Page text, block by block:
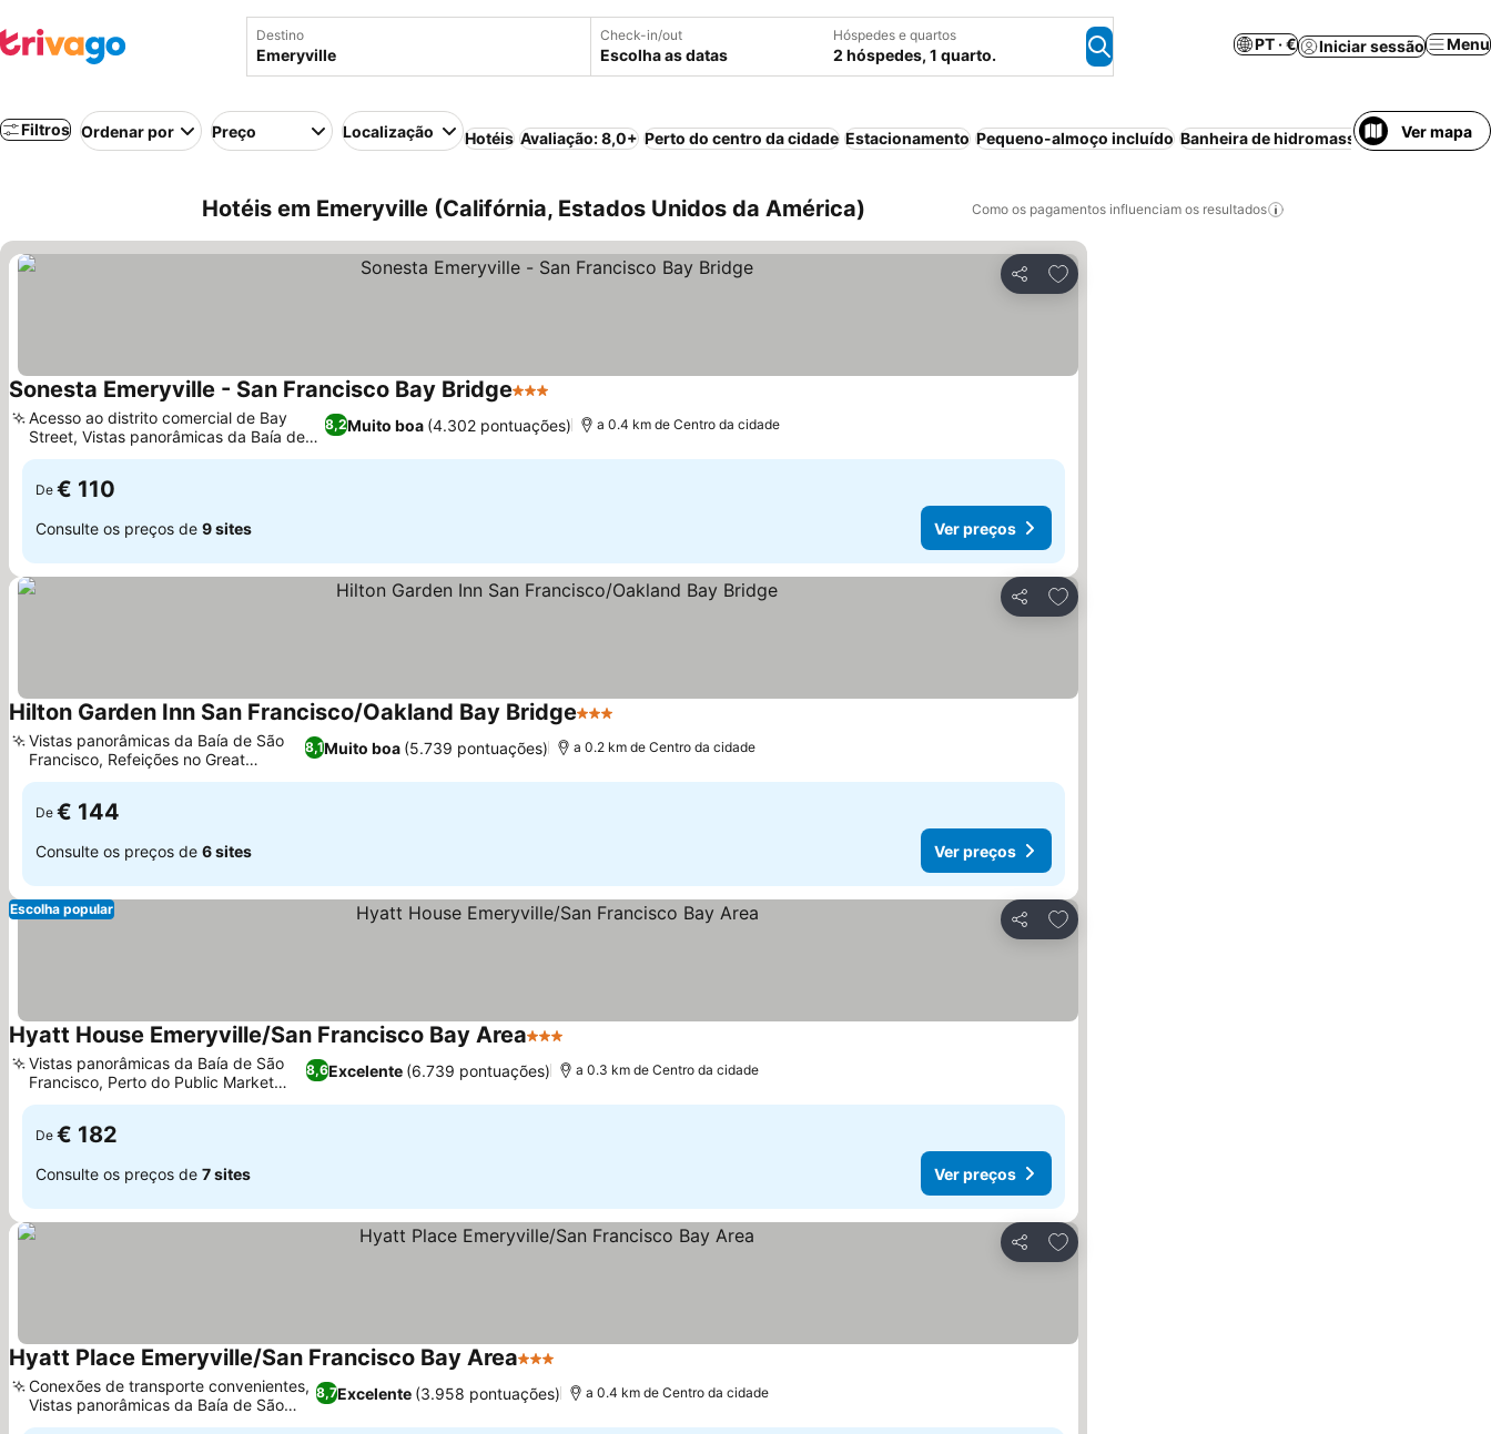
Destino Check-in/out
Escolha as datas
Hóspedes e quartos
2 hóspedes, 1 quarto.
PT · € Iniciar sessão Menu
Filtros Ordenar por Preço Localização Hotéis Avaliação: 8,0+ Perto do centro da cidade Estacionamento Pequeno-almoço incluído Banheira de hidromassagem Ver mapa
Hotéis em Emeryville (Califórnia, Estados Unidos da América) Como os pagamentos influenciam os resultados
Partilhar
Adicionar aos favoritos
Sonesta Emeryville - San Francisco Bay Bridge3 Estrelas
8,2Muito boa (4.302 pontuações)
Acesso ao distrito comercial de Bay
Street, Vistas panorâmicas da Baía de
São Francisco
a 0.4 km de Centro da cidade
De € 110
Consulte os preços de 9 sites Ver preços
Partilhar
Adicionar aos favoritos
Hilton Garden Inn San Francisco/Oakland Bay Bridge3 Estrelas
8,1Muito boa (5.739 pontuações)
Vistas panorâmicas da Baía de São
Francisco, Refeições no Great
American Grill
a 0.2 km de Centro da cidade
De € 144
Consulte os preços de 6 sites Ver preços
Partilhar
Adicionar aos favoritos
Escolha popular
Hyatt House Emeryville/San Francisco Bay Area3 Estrelas
8,6Excelente (6.739 pontuações)
Vistas panorâmicas da Baía de São
Francisco, Perto do Public Market
Emeryville
a 0.3 km de Centro da cidade
De € 182
Consulte os preços de 7 sites Ver preços
Partilhar
Adicionar aos favoritos
Hyatt Place Emeryville/San Francisco Bay Area3 Estrelas
8,7Excelente (3.958 pontuações)
Conexões de transporte convenientes,
Vistas panorâmicas da Baía de São
Francisco
a 0.4 km de Centro da cidade